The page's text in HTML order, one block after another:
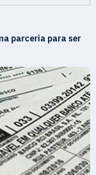
parceria para ser